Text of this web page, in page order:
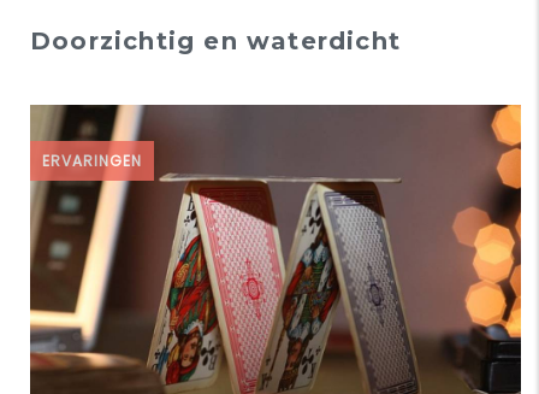
Doorzichtig en waterdicht
ERVARINGEN